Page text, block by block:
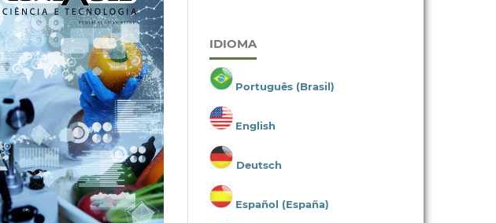
IDIOMA
Português (Brasil)
English
Deutsch
Español (España)